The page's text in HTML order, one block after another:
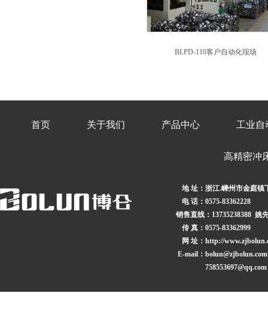
BLPD-110客户自动化现场
首页 关于我们 产品中心 工业自
高精密冲
地 址： 浙江.嵊州市金庭镇
电 话： 0575-83362228
销售直线： 13735238388 姚
传 真： 0575-83362999
网 址： http://
E-mail： bolun@zjbolun.com
758553697@qq.com